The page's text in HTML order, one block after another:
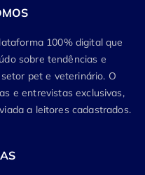
100% digital que
sobre tendências e
pet e veterinário. O
e entrevistas exclusivas,
a leitores cadastrados.